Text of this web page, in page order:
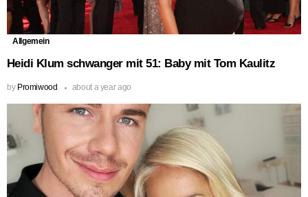
Allgemein
Heidi Klum schwanger mit 51: Baby mit Tom Kaulitz
by Promiwood about a year ago